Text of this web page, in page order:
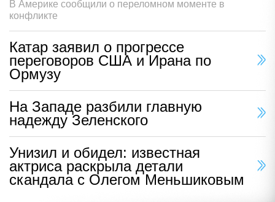
В Америке сообщили о переломном моменте в
конфликте
Катар заявил о прогрессе
переговоров США и Ирана по
Ормузу
На Западе разбили главную
надежду Зеленского
Унизил и обидел: известная
актриса раскрыла детали
скандала с Олегом Меньшиковым